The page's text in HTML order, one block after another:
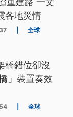
各地災情
全球
橋錯位卻沒
」裝置奏效
全球